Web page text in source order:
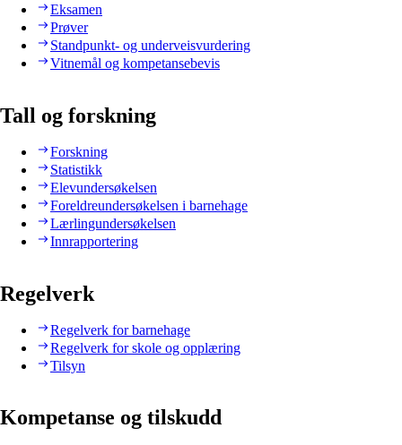
Eksamen
Prøver
Standpunkt- og underveisvurdering
Vitnemål og kompetansebevis
Tall og forskning
Forskning
Statistikk
Elevundersøkelsen
Foreldreundersøkelsen i barnehage
Lærlingundersøkelsen
Innrapportering
Regelverk
Regelverk for barnehage
Regelverk for skole og opplæring
Tilsyn
Kompetanse og tilskudd